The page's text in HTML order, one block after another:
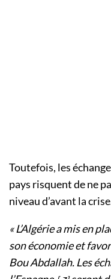
Toutefois, les
pays risquent de ne
niveau d’avant la
« L’Algérie a mis en
son économie et
Bou Abdallah. Les